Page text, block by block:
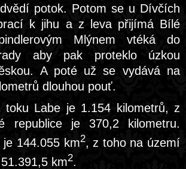
potok. Potom se u Dívčích
k jihu a z leva přijímá Bílé
Mlýnem vtéká do
aby pak proteklo úzkou
A poté už se vydává na
dlouhou pouť.
toku Labe je 1.154 kilometrů, z
republice je 370,2 kilometru.
144.055 km2, z toho na území
km2